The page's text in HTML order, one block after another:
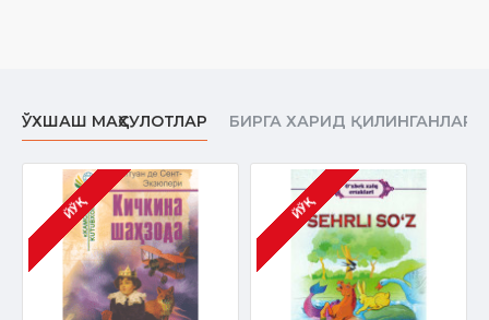
ЎХШАШ МАҲСУЛОТЛАР БИРГА ХАРИД ҚИЛИНГАНЛАР
ЙЎҚ ЙЎҚ